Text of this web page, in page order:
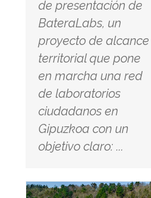
de presentación de
BateraLabs, un
proyecto de alcance
territorial que pone
en marcha una red
de laboratorios
ciudadanos en
Gipuzkoa con un
objetivo claro: ...